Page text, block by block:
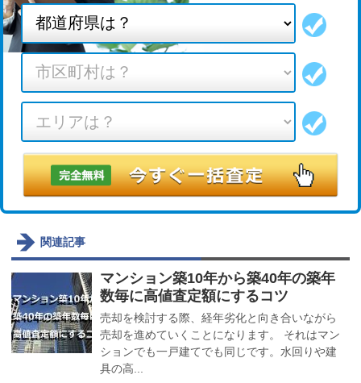
関連記事
マンション築10年から築40年の築年
数毎に高値査定額にするコツ
売却を検討する際、経年劣化と向き合いながら
売却を進めていくことになります。 それはマン
ションでも一戸建てでも同じです。水回りや建
具の高...